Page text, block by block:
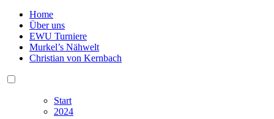
Home
Über uns
EWU Turniere
Murkel’s Nähwelt
Christian von Kernbach
Start
2024